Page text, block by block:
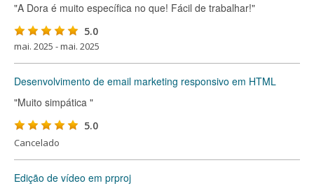
"A Dora é muito específica no que! Fácil de trabalhar!"
5.0
mai. 2025 - mai. 2025
Desenvolvimento de email marketing responsivo em HTML
"Muito simpática "
5.0
Cancelado
Edição de vídeo em prproj